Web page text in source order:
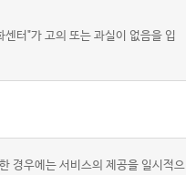
터"가 고의 또는 과실이 없음을 입
경우에는 서비스의 제공을 일시적으